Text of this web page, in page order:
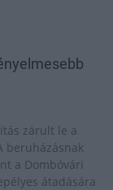
zárult le a
beruházásnak
a Dombóvári
átadására